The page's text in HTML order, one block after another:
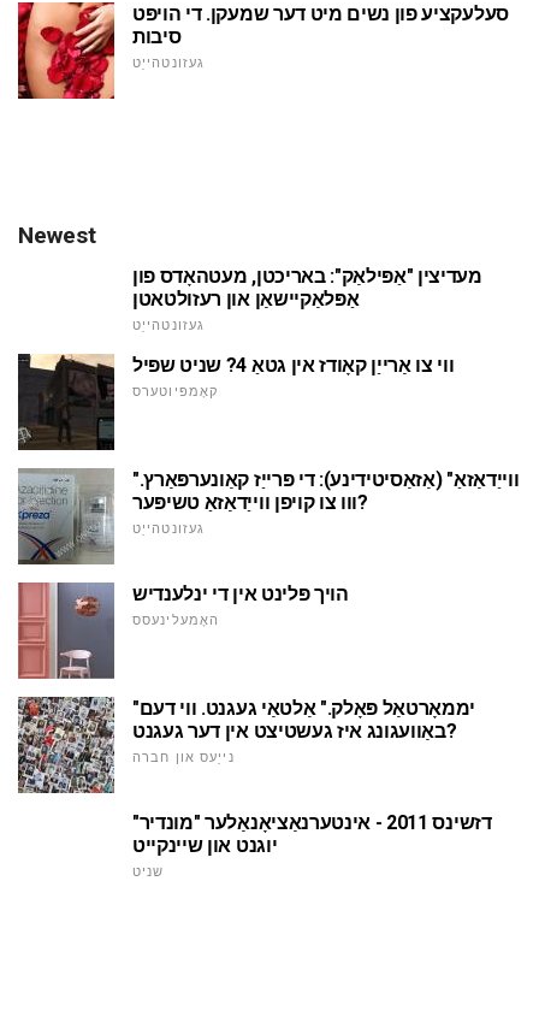
סעלעקציע פון נשים מיט דער שמעקן. די הויפּט
סיבות
געזונטהייַט
Newest
מעדיצין "אַפּילאַק": באריכטן, מעטהאָדס פון
אַפּלאַקיישאַן און רעזולטאטן
געזונטהייַט
ווי צו אַרייַן קאָודז אין גטאַ 4? שניט שפּיל
קאָמפּיוטערס
"ווייַדאַזאַ" (אַזאַסיטידינע): די פּרייַז קאַונערפּאַרץ.
ווו צו קויפן ווייַדאַזאַ טשיפּער?
געזונטהייַט
הויך פּלינט אין די ינלענדיש
האָמעלינעסס
"יממאָרטאַל פּאָלק." אַלטאַי געגנט. ווי דעם
באַוועגונג איז געשטיצט אין דער געגנט?
נייַעס און חברה
דזשינס 2011 - אינטערנאַציאָנאַלער "מונדיר"
יוגנט און שיינקייט
שניט